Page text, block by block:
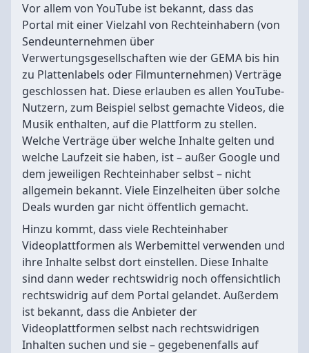
Vor allem von YouTube ist bekannt, dass das
Portal mit einer Vielzahl von Rechteinhabern (von
Sendeunternehmen über
Verwertungsgesellschaften wie der GEMA bis hin
zu Plattenlabels oder Filmunternehmen) Verträge
geschlossen hat. Diese erlauben es allen YouTube-
Nutzern, zum Beispiel selbst gemachte Videos, die
Musik enthalten, auf die Plattform zu stellen.
Welche Verträge über welche Inhalte gelten und
welche Laufzeit sie haben, ist – außer Google und
dem jeweiligen Rechteinhaber selbst – nicht
allgemein bekannt. Viele Einzelheiten über solche
Deals wurden gar nicht öffentlich gemacht.
Hinzu kommt, dass viele Rechteinhaber
Videoplattformen als Werbemittel verwenden und
ihre Inhalte selbst dort einstellen. Diese Inhalte
sind dann weder rechtswidrig noch offensichtlich
rechtswidrig auf dem Portal gelandet. Außerdem
ist bekannt, dass die Anbieter der
Videoplattformen selbst nach rechtswidrigen
Inhalten suchen und sie – gegebenenfalls auf